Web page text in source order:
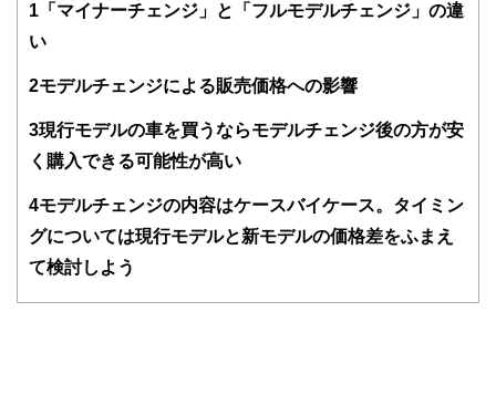
関わることで、読者目線のコンテンツを追求しています。
FinancialFieldの特徴は、ファイナンシャルプランナー、弁
ドバイザー、DCプランナー、公認会計士、社会保険労務
ど150名以上の有資格者を執筆者・監修者として迎え、むず
かしく感じられる年金や税金、相続、保険、ローンなどの話
をわかりやすく発信している点です。
執筆者・監修者による執筆体制を築くことで、内容のわかり
1
「マイナーチェンジ」と「フルモデルチェンジ」の違
い
2モデルチェンジによる販売価格への影響
3現行モデルの車を買うならモデルチェンジ後の方が安
く購入できる可能性が高い
4モデルチェンジの内容はケースバイケース。タイミン
グについては現行モデルと新モデルの価格差をふまえ
て検討しよう